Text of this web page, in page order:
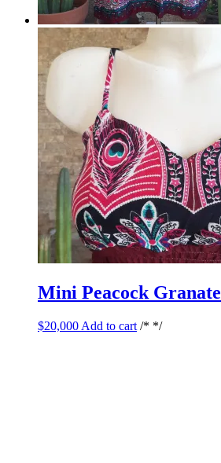
Mini Peacock Granate
$20,000 Add to cart /* */